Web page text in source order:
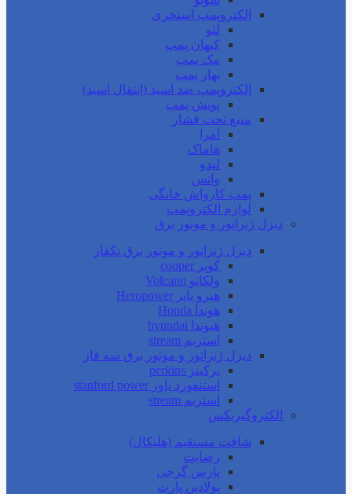
الکتروپمپ استخری
لئو
کیهان پمپ
مک پمپ
بهار پمپ
الکتروپمپ ضد اسید (انتقال اسید)
پویش پمپ
منبع تحت فشار
امرا
هاماک
لیدو
واتس
پمپ کارواش خانگی
لوازم الکتروپمپ
دیزل ژنراتور و موتور برق
دیزل ژنراتور و موتور برق تکفاز
کوپر cooper
ولکانو Volcano
هیرو پاپر Heropower
هوندا Honda
هیوندا hyundai
استریم stream
دیزل ژنراتور و موتور برق سه فاز
پرکینز perkins
استنفورد پاور stanford power
استریم stream
الکتروگیربکس
شافت مستقیم (هلیکال)
رضایت
پارس گرجی
پولادین پارت